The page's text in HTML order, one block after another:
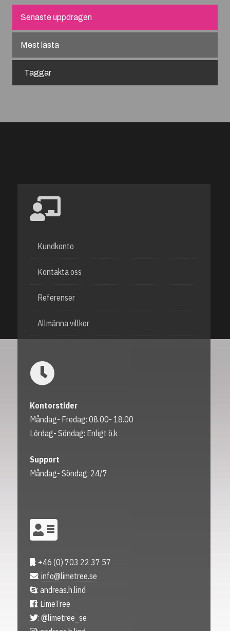
Senaste uppdragen
Mest lästa
Taggar
Kundkonto
Kontakta oss
Referenser
Allmänna villkor
Kontorstider
Måndag- Fredag: 08.00- 18.00
Lördag- Söndag: Enligt ö.k
Support
Måndag- Söndag: 24/7
: +46 (0) 703 22 37 57
: info@limetree.se
: andreas.h.lind
: LimeTree
: @limetree_se